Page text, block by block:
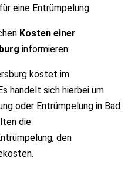
eine Entrümpelung.
Kosten einer
informieren:
kostet im
handelt sich hierbei um
oder Entrümpelung in Bad
die
den